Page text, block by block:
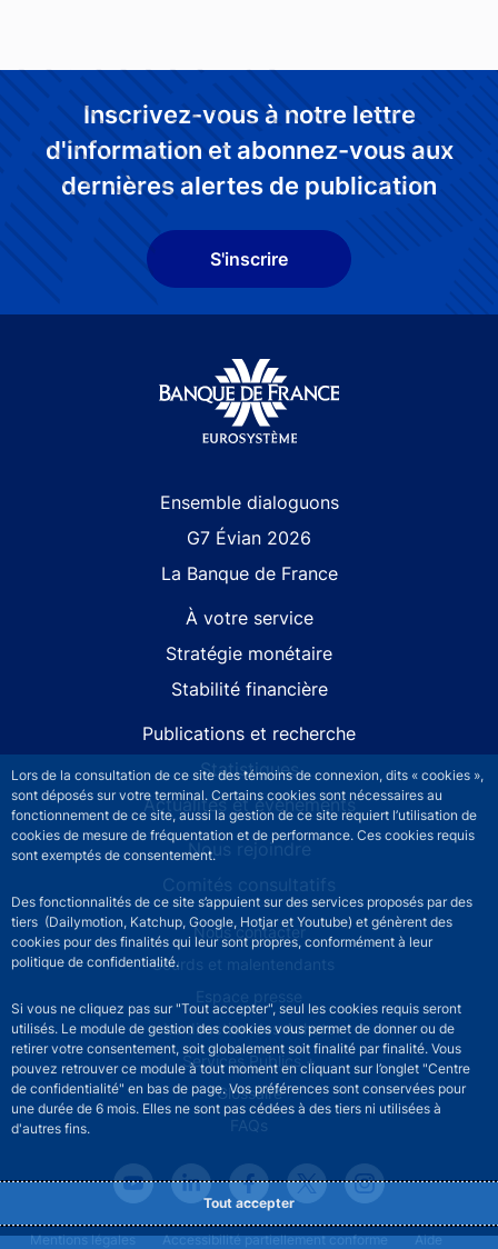
Lors de la consultation de ce site des témoins de connexion, dits « cookies »,
sont déposés sur votre terminal. Certains cookies sont nécessaires au
fonctionnement de ce site, aussi la gestion de ce site requiert l’utilisation de
cookies de mesure de fréquentation et de performance. Ces cookies requis
sont exemptés de consentement.
Des fonctionnalités de ce site s’appuient sur des services proposés par des
tiers (Dailymotion, Katchup, Google, Hotjar et Youtube) et génèrent des
cookies pour des finalités qui leur sont propres, conformément à leur
politique de confidentialité.
Si vous ne cliquez pas sur "Tout accepter", seul les cookies requis seront
utilisés. Le module de gestion des cookies vous permet de donner ou de
retirer votre consentement, soit globalement soit finalité par finalité. Vous
pouvez retrouver ce module à tout moment en cliquant sur l’onglet "Centre
de confidentialité" en bas de page. Vos préférences sont conservées pour
une durée de 6 mois. Elles ne sont pas cédées à des tiers ni utilisées à
d'autres fins.
Tout accepter
Inscrivez-vous à notre lettre
d'information et abonnez-vous aux
dernières alertes de publication
S'inscrire
Ensemble dialoguons
G7 Évian 2026
La Banque de France
À votre service
Stratégie monétaire
Stabilité financière
Publications et recherche
Statistiques
Actualités et événements
Nous rejoindre
Comités consultatifs
Footer secondary menuNous contacter
Sourds et malentendants
Espace presse
La direction des Achats
Services Publics +
Glossaire
FAQs
Footer legal notice menu
Mentions légales Accessibilité partiellement conforme Aide